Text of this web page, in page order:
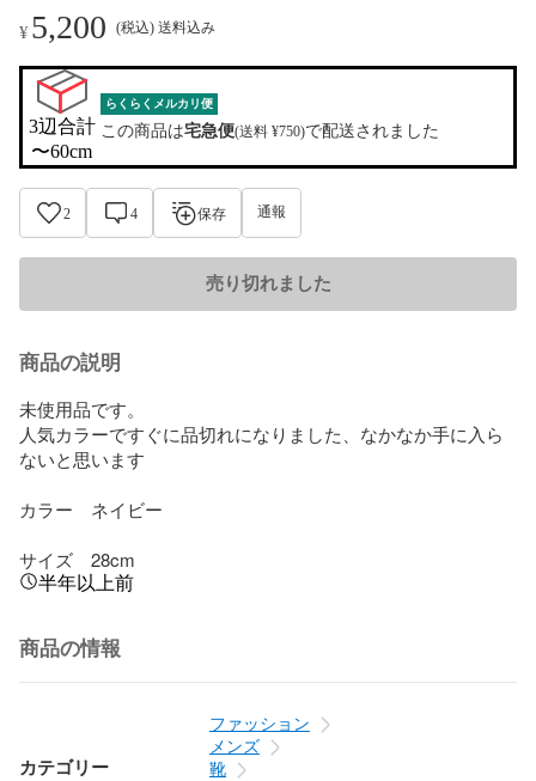
¥5,200 (税込) 送料込み
3辺合計
〜60cm
らくらくメルカリ便
この商品は宅急便(送料 ¥750)で配送されました
2 4 保存 通報
売り切れました
商品の説明
未使用品です。
人気カラーですぐに品切れになりました、なかなか手に入ら
ないと思います
カラー　ネイビー
サイズ　28cm
半年以上前
商品の情報
カテゴリー
ファッション
メンズ
靴